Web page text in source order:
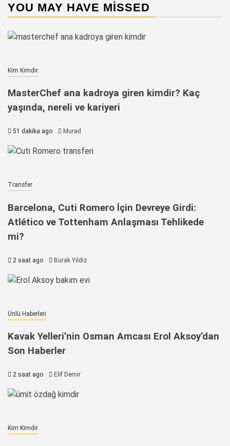
YOU MAY HAVE MISSED
Kim Kimdir
MasterChef ana kadroya giren kimdir? Kaç
yaşında, nereli ve kariyeri
51 dakika ago Murad
Transfer
Barcelona, Cuti Romero İçin Devreye Girdi:
Atlético ve Tottenham Anlaşması Tehlikede
mi?
2 saat ago Burak Yıldız
Ünlü Haberleri
Kavak Yelleri’nin Osman Amcası Erol Aksoy’dan
Son Haberler
2 saat ago Elif Demir
Kim Kimdir